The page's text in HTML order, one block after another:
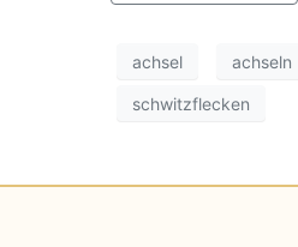
achsel achseln
schwitzflecken